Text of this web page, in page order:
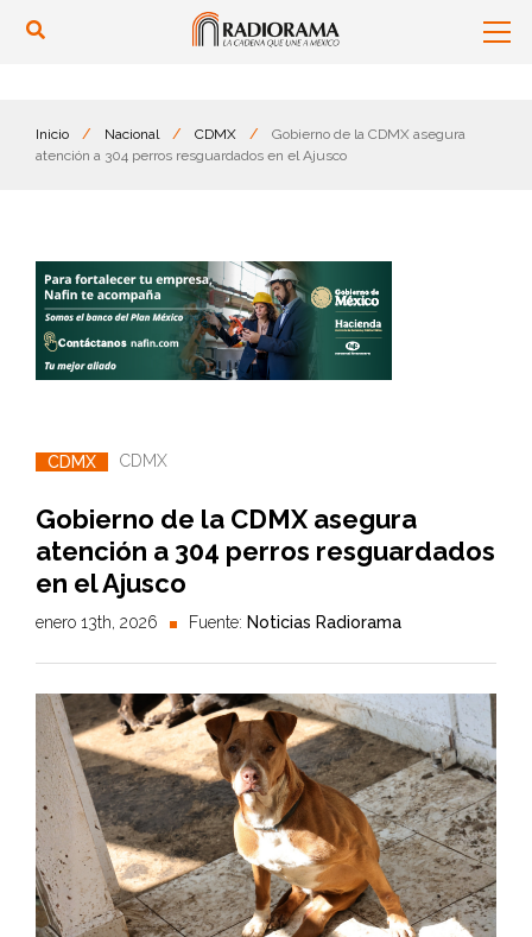
Inicio / Nacional / CDMX /
Gobierno de la CDMX asegura
atención a 304 perros resguardados en el Ajusco
CDMX CDMX
Gobierno de la CDMX asegura
atención a 304 perros resguardados
en el Ajusco
enero 13th, 2026 Fuente: Noticias Radiorama